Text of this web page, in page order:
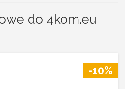
do 4kom.eu
-10%